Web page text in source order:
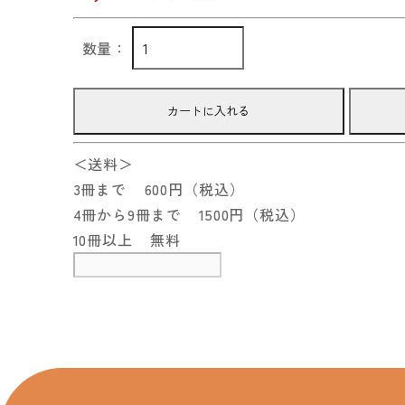
数量：
カートに入れる
＜送料＞
3冊まで
600円（税込）
4冊から9冊まで
1500円（税込）
10冊以上
無料